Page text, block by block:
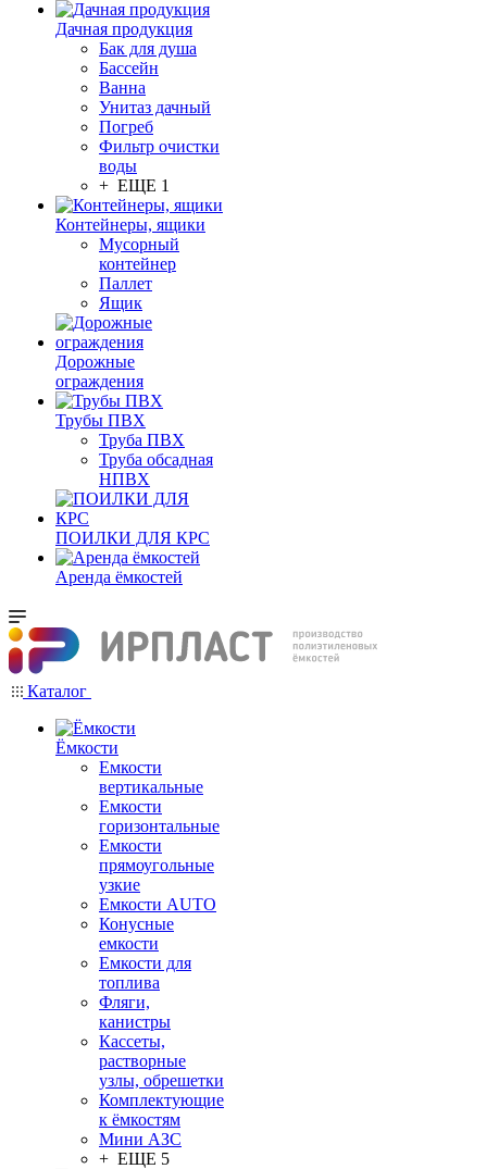
Дачная продукция
Бак для душа
Бассейн
Ванна
Унитаз дачный
Погреб
Фильтр очистки
воды
+ ЕЩЕ 1
Контейнеры, ящики
Мусорный
контейнер
Паллет
Ящик
Дорожные
ограждения
Трубы ПВХ
Труба ПВХ
Труба обсадная
НПВХ
ПОИЛКИ ДЛЯ КРС
Аренда ёмкостей
Каталог
Ёмкости
Емкости
вертикальные
Емкости
горизонтальные
Емкости
прямоугольные
узкие
Емкости АUТО
Конусные
емкости
Емкости для
топлива
Фляги,
канистры
Кассеты,
растворные
узлы, обрешетки
Комплектующие
к ёмкостям
Мини АЗС
+ ЕЩЕ 5